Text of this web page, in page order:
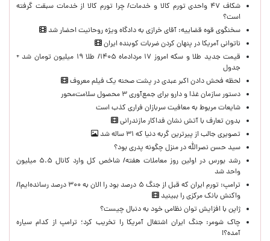
شکاف ۴۷ واحدی تورم کالا و خدمات/ چرا تورم کالا از خدمات سبقت گرفته
است؟
سخنگوی قوه قضاییه: آقای خرازی به دادگاه ویژه روحانیت احضار شد
ناتوانی آمریکا در پنهان کردن ضربات کوبنده ایران
قیمت جدید طلا و سکه امروز ۱۷ مردادماه ۱۴۰۵/ طلا ۱۹ میلیون تومان شد +
جدول
لحظه‌ فحش دادن اکبر عبدی در پشت صحنه یک فیلم معروف
دستور سازمان غذا و دارو برای جمع‌آوری ۳ محصول سلامت‌محور
شایعات مربوط به معافیت سربازان فراری کذب است
بدون تعارف با آتش نشان فداکار مازندرانی
تصویری جالب از پیرترین گربه دنیا که ۳۱ ساله شد
سید حسن نصرالله در منزل چگونه پدری بود؟
رشد بورس در اولین روز معاملات هفته/ شاخص کل وارد کانال ۵.۵ میلیون
واحد شد
ترامپ: تورم ایران که قبل از جنگ ۵ درصد بود را الان به ۳۰۰ درصد رسانده‌ایم!/
واکنش بانک مرکزی را ببینید
ژاپن با افزایش توان نظامی خود به دنبال چیست؟
چاک شومر: جنگ ایران اشتغال آمریکا را تخریب کرد؛ ترامپ از کدام سیاره
آمده؟!